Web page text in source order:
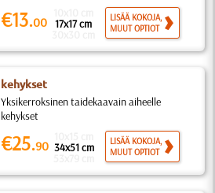
€13.00 17x17 cm
LISÄÄ KOKOJA,
MUUT OPTIOT
kehykset
Yksikerroksinen taidekaavain aiheelle
kehykset
€25.90 34x51 cm
LISÄÄ KOKOJA,
MUUT OPTIOT